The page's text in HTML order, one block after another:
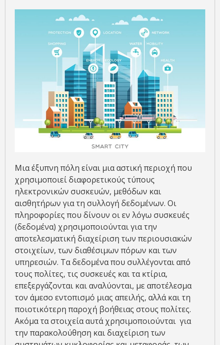
Μια έξυπνη πόλη είναι μια αστική περιοχή που
χρησιμοποιεί διαφορετικούς τύπους
ηλεκτρονικών συσκευών, μεθόδων και
αισθητήρων για τη συλλογή δεδομένων. Οι
πληροφορίες που δίνουν οι εν λόγω συσκευές
(δεδομένα) χρησιμοποιούνται για την
αποτελεσματική διαχείριση των περιουσιακών
στοιχείων, των διαθέσιμων πόρων και των
υπηρεσιών. Τα δεδομένα που συλλέγονται από
τους πολίτες, τις συσκευές και τα κτίρια,
επεξεργάζονται και αναλύονται, με αποτέλεσμα
τον άμεσο εντοπισμό μιας απειλής, αλλά και τη
ποιοτικότερη παροχή βοήθειας στους πολίτες.
Ακόμα τα στοιχεία αυτά χρησιμοποιούνται για
την παρακολούθηση και διαχείριση των